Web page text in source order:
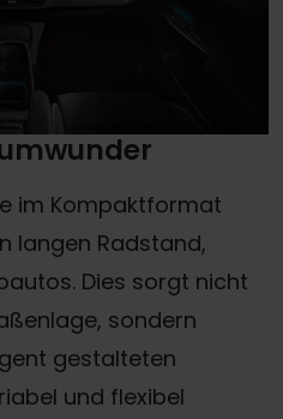
im Kompaktformat
langen Radstand,
Dies sorgt nicht
sondern
gestalteten
und flexibel